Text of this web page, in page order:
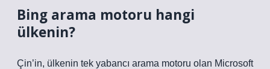
Bing arama motoru hangi
ülkenin?
Çin’in, ülkenin tek yabancı arama motoru olan Microsoft